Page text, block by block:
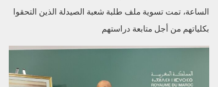
الساعة، تمت تسوية ملف طلبة شعبة الصيدلة الذين التحقوا
بكلياتهم من أجل متابعة دراستهم